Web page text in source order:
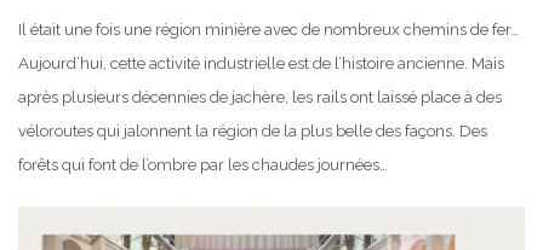
Il était une fois une région minière avec de nombreux chemins de fer…
Aujourd’hui, cette activité industrielle est de l’histoire ancienne. Mais
après plusieurs décennies de jachère, les rails ont laissé place à des
véloroutes qui jalonnent la région de la plus belle des façons. Des
forêts qui font de l’ombre par les chaudes journées…